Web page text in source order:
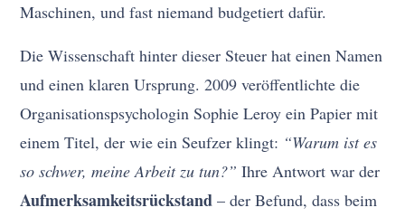
Maschinen, und fast niemand budgetiert dafür.
Die Wissenschaft hinter dieser Steuer hat einen Namen
und einen klaren Ursprung. 2009 veröffentlichte die
Organisationspsychologin Sophie Leroy ein Papier mit
einem Titel, der wie ein Seufzer klingt: “Warum ist es
so schwer, meine Arbeit zu tun?” Ihre Antwort war der
Aufmerksamkeitsrückstand – der Befund, dass beim